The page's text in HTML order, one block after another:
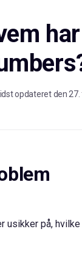
opdateret den 27.
usikker på,